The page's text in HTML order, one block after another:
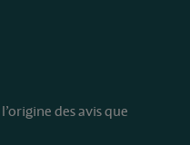
des avis que